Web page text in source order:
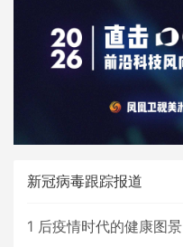
新冠病毒跟踪报道
1 后疫情时代的健康图景